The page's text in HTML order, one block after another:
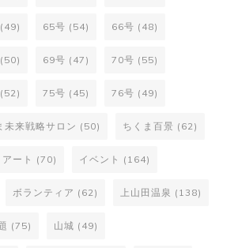
(49) 65号 (54) 66号 (48)
(50) 69号 (47) 70号 (55)
(52) 75号 (45) 76号 (49)
未来戦略サロン (50) ちくま百景 (62)
アート (70) イベント (164)
ボランティア (62) 上山田温泉 (138)
(75) 山城 (49)